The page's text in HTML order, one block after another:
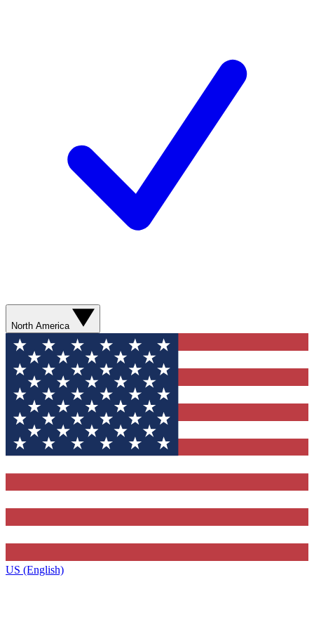
North America
US (English)